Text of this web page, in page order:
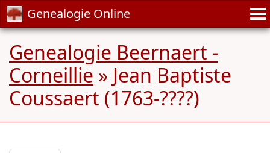
Genealogie Online
Genealogie Beernaert -
Corneillie » Jean Baptiste
Coussaert (1763-????)